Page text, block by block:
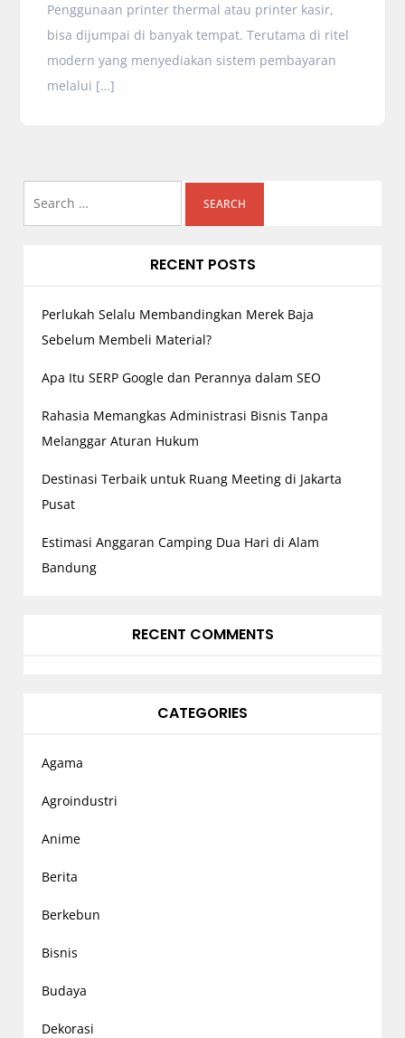
Penggunaan printer thermal atau printer kasir,
bisa dijumpai di banyak tempat. Terutama di ritel
modern yang menyediakan sistem pembayaran
melalui […]
RECENT POSTS
Perlukah Selalu Membandingkan Merek Baja
Sebelum Membeli Material?
Apa Itu SERP Google dan Perannya dalam SEO
Rahasia Memangkas Administrasi Bisnis Tanpa
Melanggar Aturan Hukum
Destinasi Terbaik untuk Ruang Meeting di Jakarta
Pusat
Estimasi Anggaran Camping Dua Hari di Alam
Bandung
RECENT COMMENTS
CATEGORIES
Agama
Agroindustri
Anime
Berita
Berkebun
Bisnis
Budaya
Dekorasi